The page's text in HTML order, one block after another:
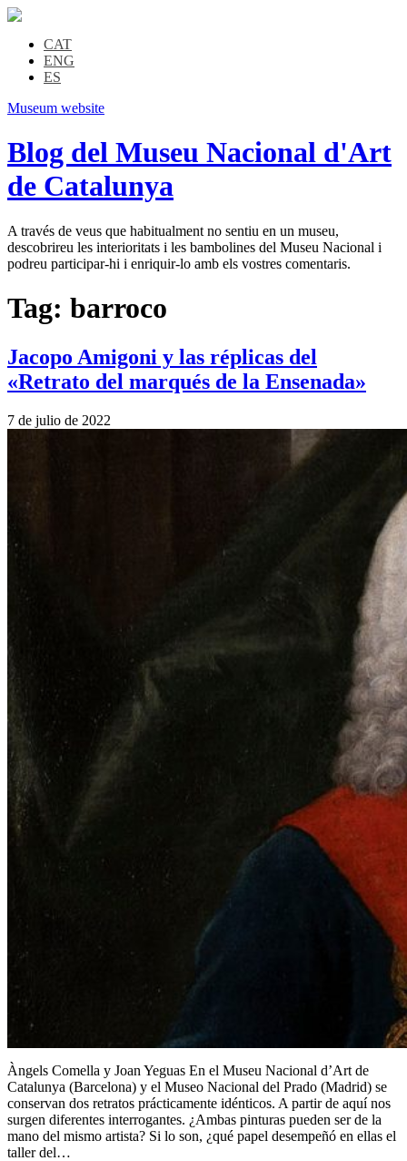
CAT
ENG
ES
Museum website
Blog del Museu Nacional d'Art
de Catalunya
A través de veus que habitualment no sentiu en un museu,
descobrireu les interioritats i les bambolines del Museu Nacional i
podreu participar-hi i enriquir-lo amb els vostres comentaris.
Tag: barroco
Jacopo Amigoni y las réplicas del
«Retrato del marqués de la Ensenada»
7 de julio de 2022
Àngels Comella y Joan Yeguas En el Museu Nacional d’Art de
Catalunya (Barcelona) y el Museo Nacional del Prado (Madrid) se
conservan dos retratos prácticamente idénticos. A partir de aquí nos
surgen diferentes interrogantes. ¿Ambas pinturas pueden ser de la
mano del mismo artista? Si lo son, ¿qué papel desempeñó en ellas el
taller del…